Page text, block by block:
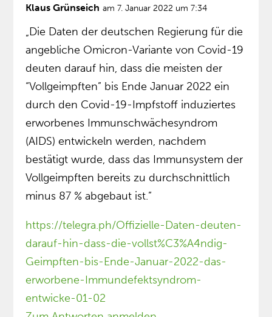
Klaus Grünseich am 7. Januar 2022 um 7:34
„Die Daten der deutschen Regierung für die
angebliche Omicron-Variante von Covid-19
deuten darauf hin, dass die meisten der
“Vollgeimpften” bis Ende Januar 2022 ein
durch den Covid-19-Impfstoff induziertes
erworbenes Immunschwächesyndrom
(AIDS) entwickeln werden, nachdem
bestätigt wurde, dass das Immunsystem der
Vollgeimpften bereits zu durchschnittlich
minus 87 % abgebaut ist.”
https://telegra.ph/Offizielle-Daten-deuten-
darauf-hin-dass-die-vollst%C3%A4ndig-
Geimpften-bis-Ende-Januar-2022-das-
erworbene-Immundefektsyndrom-
entwicke-01-02